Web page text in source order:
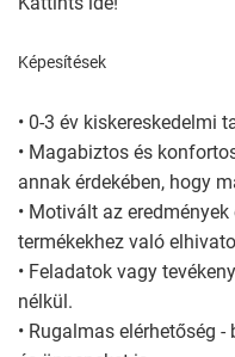
Képesítések
• 0-3 év kiskereskedelmi
• Magabiztos és
annak érdekében, hogy
• Motivált az
termékekhez való
• Feladatok vagy
nélkül.
• Rugalmas elérhetőség